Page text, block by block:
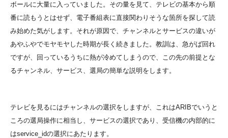
ボールに大量に入っていました。その量を見て、テレビの基本から順
番に読もうとはせず、電子番組表に直接関わりそうな箇所を探して読
み始めた気がします。それが原因で、チャンネルとサービスの違いが
あやふやでモヤモヤした時期が長く続きました。教訓は、急がば回れ
ですが、回っているうちに熱が冷めてしまうので、この先の前提とな
るチャンネル、サービス、選局の簡単な説明をします。
テレビを見るにはチャンネルの選択をしますが、これはARIBでいうと
ころの選局操作に相当し、サービスの選択であり、受信機の内部的に
はservice_idの選択にあたります。